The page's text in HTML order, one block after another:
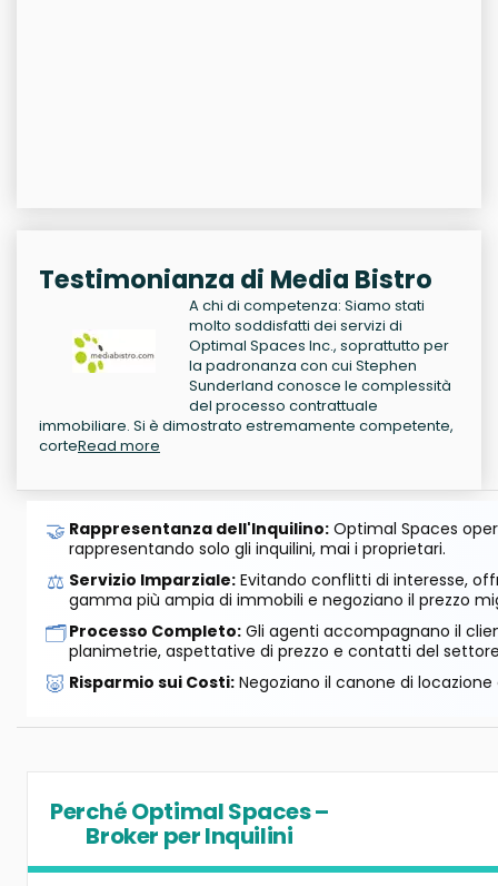
Testimonianza di Media Bistro
A chi di competenza: Siamo stati
molto soddisfatti dei servizi di
Optimal Spaces Inc., soprattutto per
la padronanza con cui Stephen
Sunderland conosce le complessità
del processo contrattuale
immobiliare. Si è dimostrato estremamente competente,
corteRead more
🤝 Rappresentanza dell'Inquilino: Optimal Spaces
rappresentando solo gli inquilini, mai i proprietari.
⚖️ Servizio Imparziale: Evitando conflitti di interesse,
gamma più ampia di immobili e negoziano il prezzo
🗂️Processo Completo: Gli agenti accompagnano il
planimetrie, aspettative di prezzo e contatti del
🐷 Risparmio sui Costi: Negoziano il canone di
Perché Optimal Spaces –
Broker per Inquilini